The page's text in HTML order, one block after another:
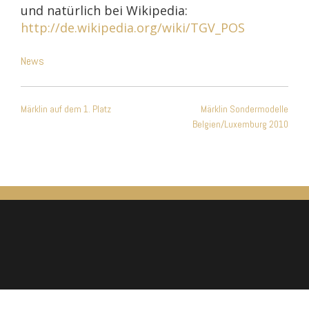
und natürlich bei Wikipedia:
http://de.wikipedia.org/wiki/TGV_POS
News
Märklin auf dem 1. Platz
Märklin Sondermodelle
Belgien/Luxemburg 2010